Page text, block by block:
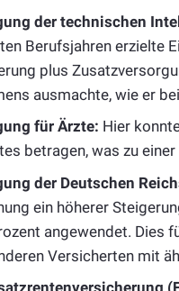
der technischen
Berufsjahren erzielte
plus
ausmachte, wie er
für Ärzte: Hier
betragen, was zu
der Deutschen
ein höherer
angewendet. Dies
Versicherten mit